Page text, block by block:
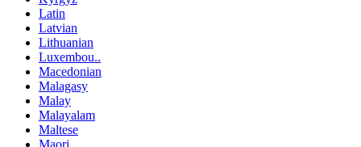
Latin
Latvian
Lithuanian
Luxembou..
Macedonian
Malagasy
Malay
Malayalam
Maltese
Maori